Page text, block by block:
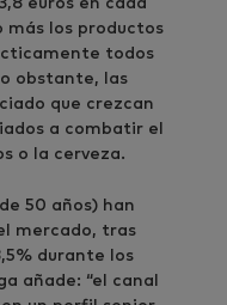
euros en cada
más los productos
todos
obstante, las
que crezcan
a combatir el
o la cerveza.
50 años) han
mercado, tras
durante los
añade: “el canal